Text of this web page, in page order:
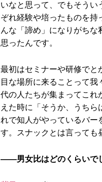
いなと思って、でもそうい
ぞれ経験や培ったものを持
んな「諦め」になりがちな
思ったんです。
最初はセミナーや研修でと
目な場所に来ることって
代の人たちが集まってこ
えた時に「そうか、うち
れで知人がやっているバー
す。スナックとは言っても
——男女比はどのくらいで